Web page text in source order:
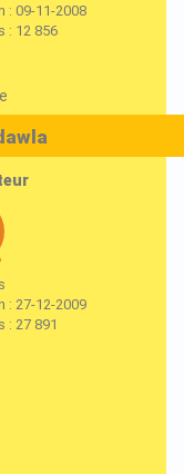
: 09-11-2008
: 12 856
: 27-12-2009
: 27 891